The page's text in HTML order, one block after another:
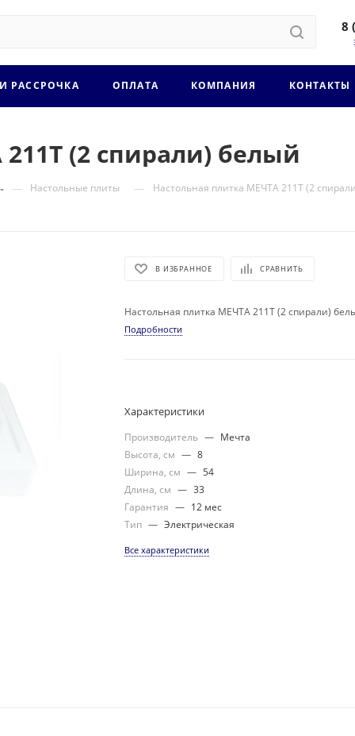
8
РАССРОЧКА ОПЛАТА КОМПАНИЯ КОНТАКТЫ
(2 спирали) белый
— Настольные плиты — Настольная плитка МЕЧТА 211Т (2
В ИЗБРАННОЕ СРАВНИТЬ
Настольная плитка МЕЧТА 211Т (2 спирали)
Подробности
Характеристики
Производитель — Мечта
Высота, см — 8
Ширина, см — 54
Длина, см — 33
Гарантия — 12 мес
Тип — Электрическая
Все характеристики